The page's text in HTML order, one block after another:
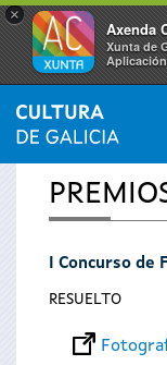
×
Axenda
Xunta de
Se
encuentra
usted
INICIO
I Concurso de
RESUELTO